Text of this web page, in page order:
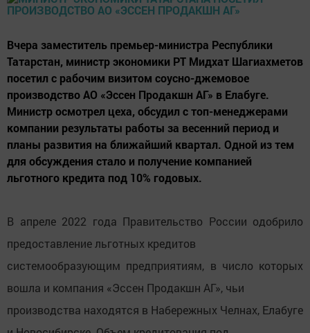
Вчера заместитель премьер-министра Республики
Татарстан, министр экономики РТ Мидхат Шагиахметов
посетил с рабочим визитом соусно-джемовое
производство АО «Эссен Продакшн АГ» в Елабуге.
Министр осмотрел цеха, обсудил с топ-менеджерами
компании результаты работы за весенний период и
планы развития на ближайший квартал. Одной из тем
для обсуждения стало и получение компанией
льготного кредита под 10% годовых.
В апреле 2022 года Правительство России одобрило
предоставление льготных кредитов
системообразующим предприятиям, в число которых
вошла и компания «Эссен Продакшн АГ», чьи
производства находятся в Набережных Челнах, Елабуге